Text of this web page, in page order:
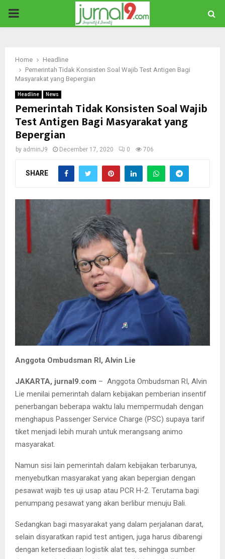
PRIMARY
Home
Headline
Pemerintah Tidak Konsisten Soal Wajib Test Antigen Bagi
Masyarakat yang Bepergian
Headline News
Pemerintah Tidak Konsisten Soal Wajib
Test Antigen Bagi Masyarakat yang
Bepergian
by adminJ9 December 17, 2020 0 706
SHARE
Anggota Ombudsman RI, Alvin Lie
JAKARTA, jurnal9.com – Anggota Ombudsman RI, Alvin
Lie menilai pemerintah dalam kebijakan pemberian insentif
penerbangan beberapa waktu lalu mempermudah dengan
menghapus Passenger Service Charge (PSC) supaya tarif
tiket menjadi lebih murah untuk merangsang animo
masyarakat.
Namun sisi lain pemerintah dalam kebijakan terbarunya,
menyebutkan masyarakat yang akan bepergian dengan
pesawat wajib tes uji usap atau PCR H-2. Terutama bagi
penumpang pesawat yang akan berlibur menuju Bali.
Sedangkan bagi masyarakat yang dalam perjalanan darat,
selain disyaratkan rapid test antigen, juga harus dibarengi
dengan ketersediaan logistik alat tes, sehingga sumber